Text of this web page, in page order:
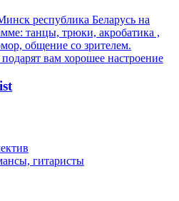
республика Беларусь на
танцы, трюки, акробатика ,
общение со зрителем.
вам хорошее настроение
гитаристы